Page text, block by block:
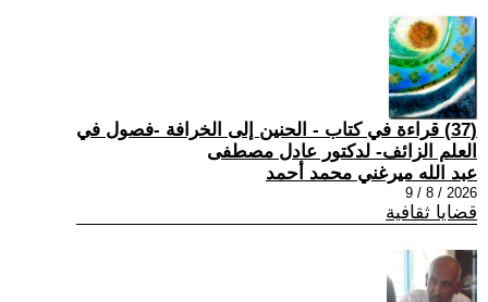
(37) قراءة في كتاب - الحنين إلى الخرافة -فصول في
العلم الزائف- لدكتور عادل مصطفى
عبد الله ميرغني محمد أحمد
2026 / 8 / 9
قضايا ثقافية